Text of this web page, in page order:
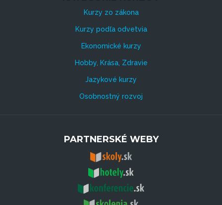
Kurzy zo zákona
Kurzy podľa odvetvia
Ekonomické kurzy
Hobby, Krása, Zdravie
Jazykové kurzy
Osobnostný rozvoj
PARTNERSKÉ WEBY